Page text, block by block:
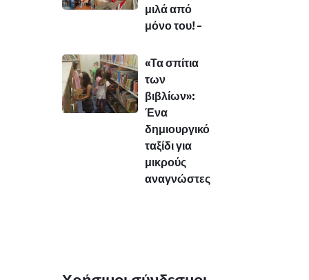
μιλά από
μόνο του! –
«Τα σπίτια
των
βιβλίων»:
Ένα
δημιουργικό
ταξίδι για
μικρούς
αναγνώστες